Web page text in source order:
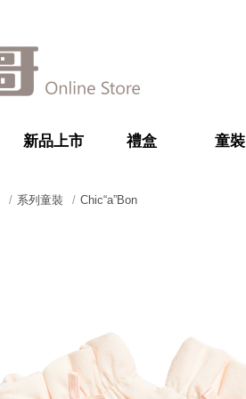
新品上市 禮盒 童裝
系列童裝 Chic“a”Bon